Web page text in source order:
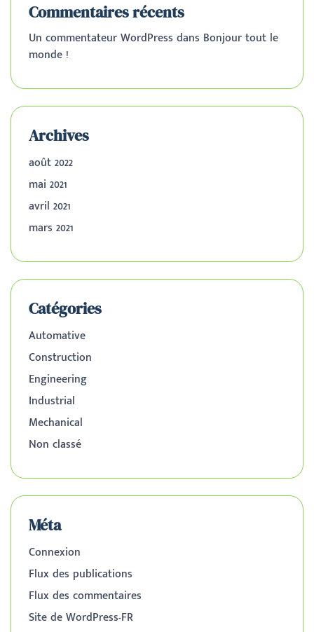
Commentaires récents
Un commentateur WordPress dans Bonjour tout le
monde !
Archives
août 2022
mai 2021
avril 2021
mars 2021
Catégories
Automative
Construction
Engineering
Industrial
Mechanical
Non classé
Méta
Connexion
Flux des publications
Flux des commentaires
Site de WordPress-FR